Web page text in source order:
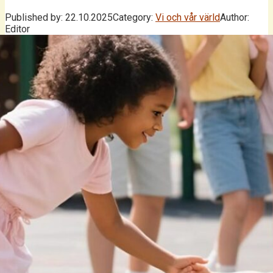
Published by: 22.10.2025Category: Vi och vår världAuthor:
Editor